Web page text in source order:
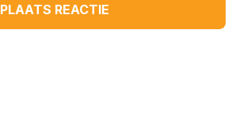
PLAATS REACTIE